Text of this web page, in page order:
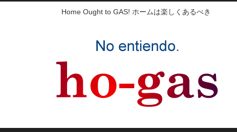
Home Ought to GAS! ホームは楽しくあるべき